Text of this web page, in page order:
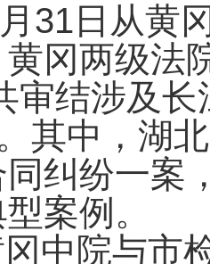
日从黄冈
冈两级法
审结涉及
其中，湖
纠纷一案
案例。
院与市检